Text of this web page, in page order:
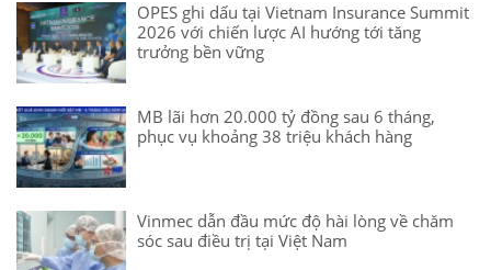
OPES ghi dấu tại Vietnam Insurance Summit
2026 với chiến lược AI hướng tới tăng
trưởng bền vững
MB lãi hơn 20.000 tỷ đồng sau 6 tháng,
phục vụ khoảng 38 triệu khách hàng
Vinmec dẫn đầu mức độ hài lòng về chăm
sóc sau điều trị tại Việt Nam